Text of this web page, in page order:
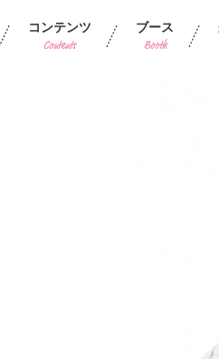
コンテンツ
Contents
ブース
Booth